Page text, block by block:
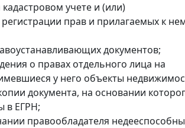
учете и (или)
регистрации прав и прилагаемых к
документов;
о правах отдельного лица на
у него объекты
документа, на основании
в ЕГРН;
правообладателя